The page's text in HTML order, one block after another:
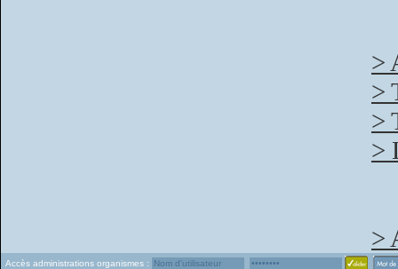
>
>
>
>
>
Accès administrations organismes :